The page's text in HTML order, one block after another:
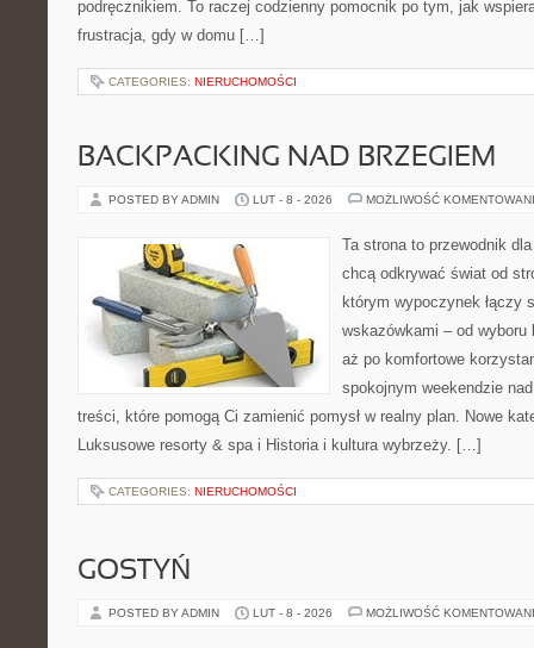
podręcznikiem. To raczej codzienny pomocnik po tym, jak
frustracja, gdy w domu […]
CATEGORIES: NIERUCHOMOŚCI
BACKPACKING NAD BRZEGIEM
POSTED BY ADMIN LUT - 8 - 2026 MOŻLIWOŚĆ
Ta strona to przewodnik
chcą odkrywać świat od
którym wypoczynek łączy
wskazówkami – od wyboru
aż po komfortowe
spokojnym weekendzie
treści, które pomogą Ci zamienić pomysł w realny plan. Nowe
Luksusowe resorty & spa i Historia i kultura wybrzeży. […]
CATEGORIES: NIERUCHOMOŚCI
GOSTYŃ
POSTED BY ADMIN LUT - 8 - 2026 MOŻLIWOŚĆ